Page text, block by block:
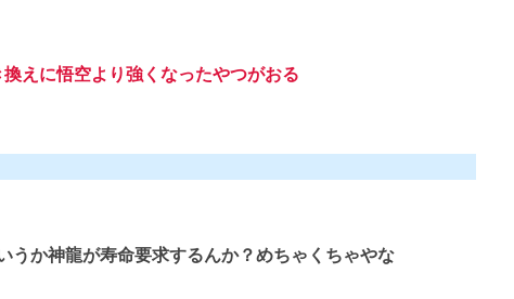
えに悟空より強くなったやつがおる
か神龍が寿命要求するんか？めちゃくちゃやな